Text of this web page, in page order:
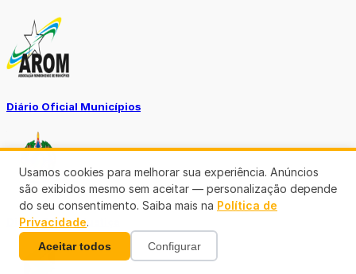
Diário Oficial Municípios
Diario Oficial Justiça
Usamos cookies para melhorar sua experiência. Anúncios
são exibidos mesmo sem aceitar — personalização depende
do seu consentimento. Saiba mais na Política de
Privacidade.
Aceitar todos Configurar